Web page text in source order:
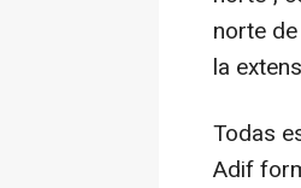
norte
la
Todas
Adif